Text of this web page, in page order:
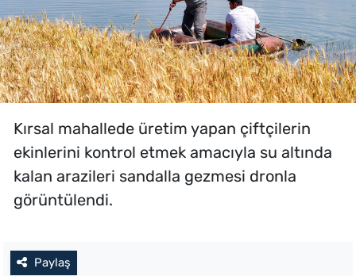
Kırsal mahallede üretim yapan çiftçilerin
ekinlerini kontrol etmek amacıyla su altında
kalan arazileri sandalla gezmesi dronla
görüntülendi.
Paylaş